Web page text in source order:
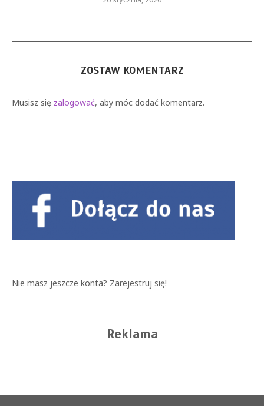
ZOSTAW KOMENTARZ
Musisz się zalogować, aby móc dodać komentarz.
Nie masz jeszcze konta? Zarejestruj się!
Reklama